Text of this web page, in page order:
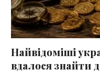
Найвідоміші
вдалося знайти